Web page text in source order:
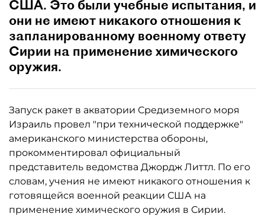
США. Это были учебные испытания, и
они не имеют никакого отношения к
запланированному военному ответу
Сирии на применение химического
оружия.
Запуск ракет в акватории Средиземного моря
Израиль провел "при технической поддержке"
американского министерства обороны,
прокомментировал официальный
представитель ведомства Джордж Литтл. По его
словам, учения не имеют никакого отношения к
готовящейся военной реакции США на
применение химического оружия в Сирии.